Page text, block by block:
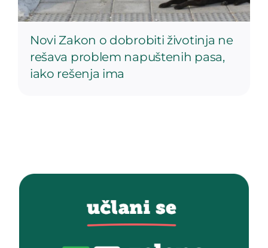
Novi Zakon o dobrobiti životinja ne
rešava problem napuštenih pasa,
iako rešenja ima